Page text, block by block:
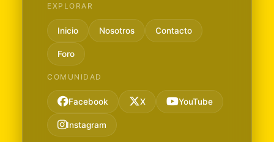
EXPLORAR
Inicio Nosotros Contacto
Foro
COMUNIDAD
Facebook X YouTube
Instagram